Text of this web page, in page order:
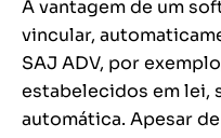
A vantagem de um
vincular,
SAJ ADV, por
estabelecidos em lei,
automática. Apesar